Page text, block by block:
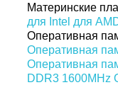
Материнские
для Intel для
Оперативная
Оперативная
Оперативная
DDR3 1600MHz